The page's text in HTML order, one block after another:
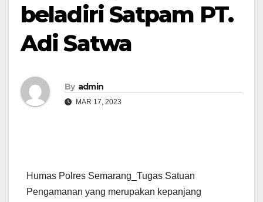
beladiri Satpam PT.
Adi Satwa
By admin
MAR 17, 2023
Humas Polres Semarang_Tugas Satuan
Pengamanan yang merupakan kepanjang